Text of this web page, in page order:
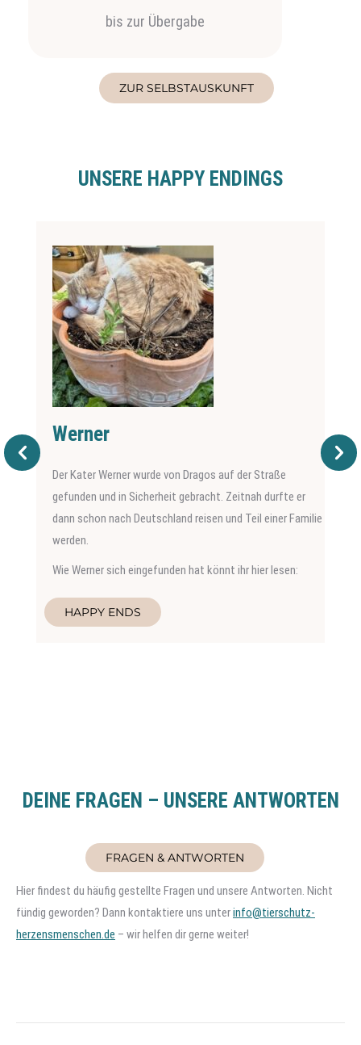
bis zur Übergabe
ZUR SELBSTAUSKUNFT
UNSERE HAPPY ENDINGS
Werner
Der Kater Werner wurde von Dragos auf der Straße
gefunden und in Sicherheit gebracht. Zeitnah durfte er
dann schon nach Deutschland reisen und Teil einer Familie
werden.
Wie Werner sich eingefunden hat könnt ihr hier lesen:
HAPPY ENDS
DEINE FRAGEN – UNSERE ANTWORTEN
FRAGEN & ANTWORTEN
Hier findest du häufig gestellte Fragen und unsere Antworten. Nicht
fündig geworden? Dann kontaktiere uns unterinfo@tierschutz-
herzensmenschen.de – wir helfen dir gerne weiter!